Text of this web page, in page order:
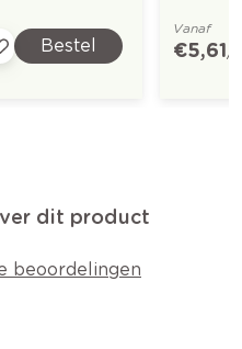
Bestel
Vanaf
€ 5,61/
dit product
beoordelingen